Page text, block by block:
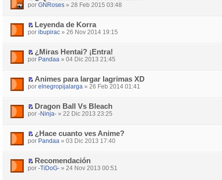
por GNRoses » 28 Feb 2015 03:48
Leyenda de Korra
por ibupirac » 26 Nov 2014 19:15
¿Miras Hentai? ¡Entra!
por Pandaa » 04 Dic 2013 21:45
Animes para largar lagrimas XD
por elnegropijalarga » 26 Feb 2014 01:41
Dragon Ball Vs Bleach
por -Ninja- » 22 Dic 2013 23:25
¿Hace cuanto ves Anime?
por Pandaa » 03 Dic 2013 17:40
Recomendación
por -TiDoG- » 24 Nov 2013 00:51